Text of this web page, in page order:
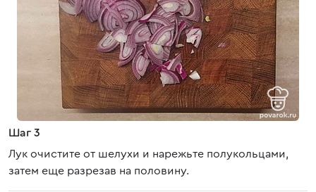
Шаг 3
Лук очистите от шелухи и нарежьте полукольцами,
затем еще разрезав на половину.